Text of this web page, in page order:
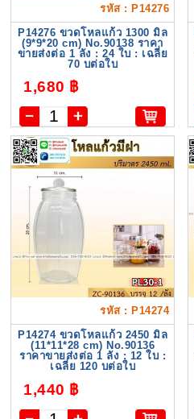
รหัส : P14276
P14276 ขวดโหลแก้ว 1300 มิล
(9*9*20 cm) No.90138 ราคา
ขายส่งต่อ 1 ลัง : 24 ใบ : เฉลี่ย
70 บต่อใบ
1,680 ฿
รหัส : P14274
P14274 ขวดโหลแก้ว 2450 มิล
(11*11*28 cm) No.90136
ราคาขายส่งต่อ 1 ลัง : 12 ใบ :
เฉลี่ย 120 บต่อใบ
1,440 ฿